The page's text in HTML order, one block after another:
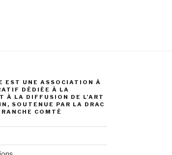
EST UNE ASSOCIATION À
DÉDIÉE À LA
À LA DIFFUSION DE L’ART
SOUTENUE PAR LA DRAC
COMTÉ